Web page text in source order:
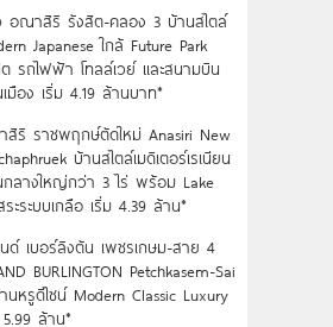
อณาสิริ รังสิต-คลอง 3 บ้านสไตล์
Japanese ใกล้ Future Park
รถไฟฟ้า โทลล์เวย์ และสนามบิน
มือง เริ่ม 4.19 ล้านบาท*
ริ ราชพฤกษ์ตัดใหม่ Anasiri New
บ้านสไตล์เมดิเตอร์เรเนียน
ลางใหญ่กว่า 3 ไร่ พร้อม Lake
ระระบบเกลือ เริ่ม 4.39 ล้าน*
ด์ เบอร์ลิงตัน เพชรเกษม-สาย 4
BURLINGTON Petchkasem-Sai
นหรูดีไซน์ Modern Classic Luxury
5.99 ล้าน*